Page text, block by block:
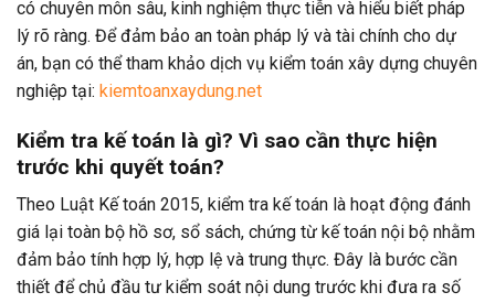
có chuyên môn sâu, kinh nghiệm thực tiễn và hiểu biết pháp
lý rõ ràng. Để đảm bảo an toàn pháp lý và tài chính cho dự
án, bạn có thể tham khảo dịch vụ kiểm toán xây dựng chuyên
nghiệp tại: kiemtoanxaydung.net
Kiểm tra kế toán là gì? Vì sao cần thực hiện
trước khi quyết toán?
Theo Luật Kế toán 2015, kiểm tra kế toán là hoạt động đánh
giá lại toàn bộ hồ sơ, sổ sách, chứng từ kế toán nội bộ nhằm
đảm bảo tính hợp lý, hợp lệ và trung thực. Đây là bước cần
thiết để chủ đầu tư kiểm soát nội dung trước khi đưa ra số